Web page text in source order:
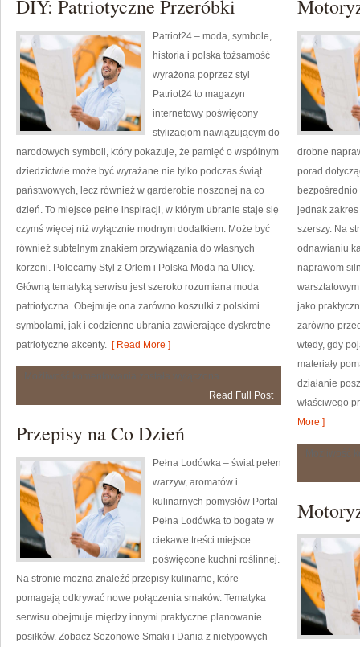
Przestrzeni
DIY: Patriotyczne Przeróbki
Patriot24 – moda, symbole,
historia i polska tożsamość
wyrażona poprzez styl
Patriot24 to magazyn
internetowy poświęcony
stylizacjom nawiązującym do
narodowych symboli, który pokazuje, że pamięć o wspólnym
dziedzictwie może być wyrażane nie tylko podczas świąt
państwowych, lecz również w garderobie noszonej na co
dzień. To miejsce pełne inspiracji, w którym ubranie staje się
czymś więcej niż wyłącznie modnym dodatkiem. Może być
również subtelnym znakiem przywiązania do własnych
korzeni. Polecamy Styl z Orłem i Polska Moda na Ulicy.
Główną tematyką serwisu jest szeroko rozumiana moda
patriotyczna. Obejmuje ona zarówno koszulki z polskimi
symbolami, jak i codzienne ubrania zawierające dyskretne
patriotyczne akcenty. [ Read More ]
Read Full Post
drobne
porad
jednak
szerszy. Na
odnawianiu
naprawom
jako
zarówno
wtedy, gdy
materiały
działanie
właściwego
More ]
Przepisy na Co Dzień
Pełna Lodówka – świat pełen
warzyw, aromatów i
kulinarnych pomysłów Portal
Pełna Lodówka to bogate w
ciekawe treści miejsce
poświęcone kuchni roślinnej.
Na stronie można znaleźć przepisy kulinarne, które
pomagają odkrywać nowe połączenia smaków. Tematyka
serwisu obejmuje między innymi praktyczne planowanie
posiłków. Zobacz Sezonowe Smaki i Dania z nietypowych